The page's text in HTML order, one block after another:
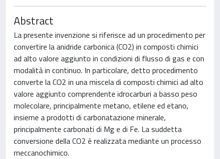
Abstract
La presente invenzione si riferisce ad un procedimento per
convertire la anidride carbonica (CO2) in composti chimici
ad alto valore aggiunto in condizioni di flusso di gas e con
modalità in continuo. In particolare, detto procedimento
converte la CO2 in una miscela di composti chimici ad alto
valore aggiunto comprendente idrocarburi a basso peso
molecolare, principalmente metano, etilene ed etano,
insieme a prodotti di carbonatazione minerale,
principalmente carbonati di Mg e di Fe. La suddetta
conversione della CO2 è realizzata mediante un processo
meccanochimico.